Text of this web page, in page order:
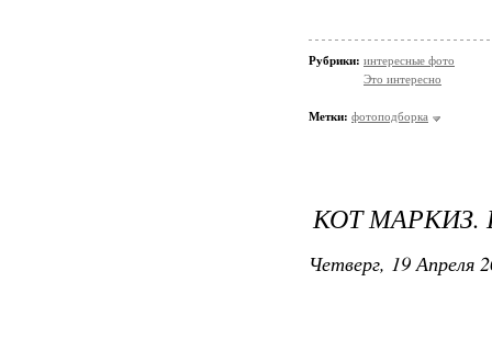
Рубрики: интересные фото
Это интересно
Метки: фотоподборка
КОТ
Четверг, 19 Апреля